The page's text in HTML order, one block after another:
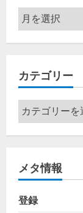
ア
ー
カ
ブ
カテゴリー
カ
テ
ゴ
ー
メタ情報
登録